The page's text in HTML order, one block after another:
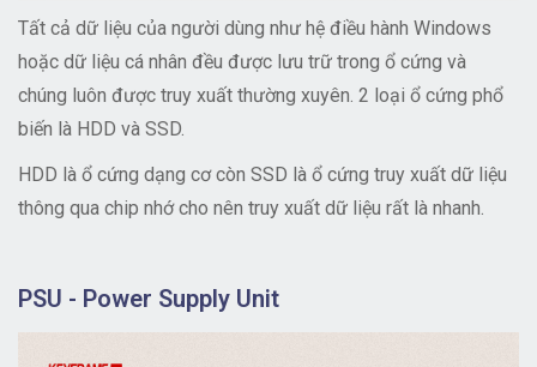
Tất cả dữ liệu của người dùng như hệ điều hành Windows
hoặc dữ liệu cá nhân đều được lưu trữ trong ổ cứng và
chúng luôn được truy xuất thường xuyên. 2 loại ổ cứng phổ
biến là HDD và SSD.
HDD là ổ cứng dạng cơ còn SSD là ổ cứng truy xuất dữ liệu
thông qua chip nhớ cho nên truy xuất dữ liệu rất là nhanh.
PSU - Power Supply Unit